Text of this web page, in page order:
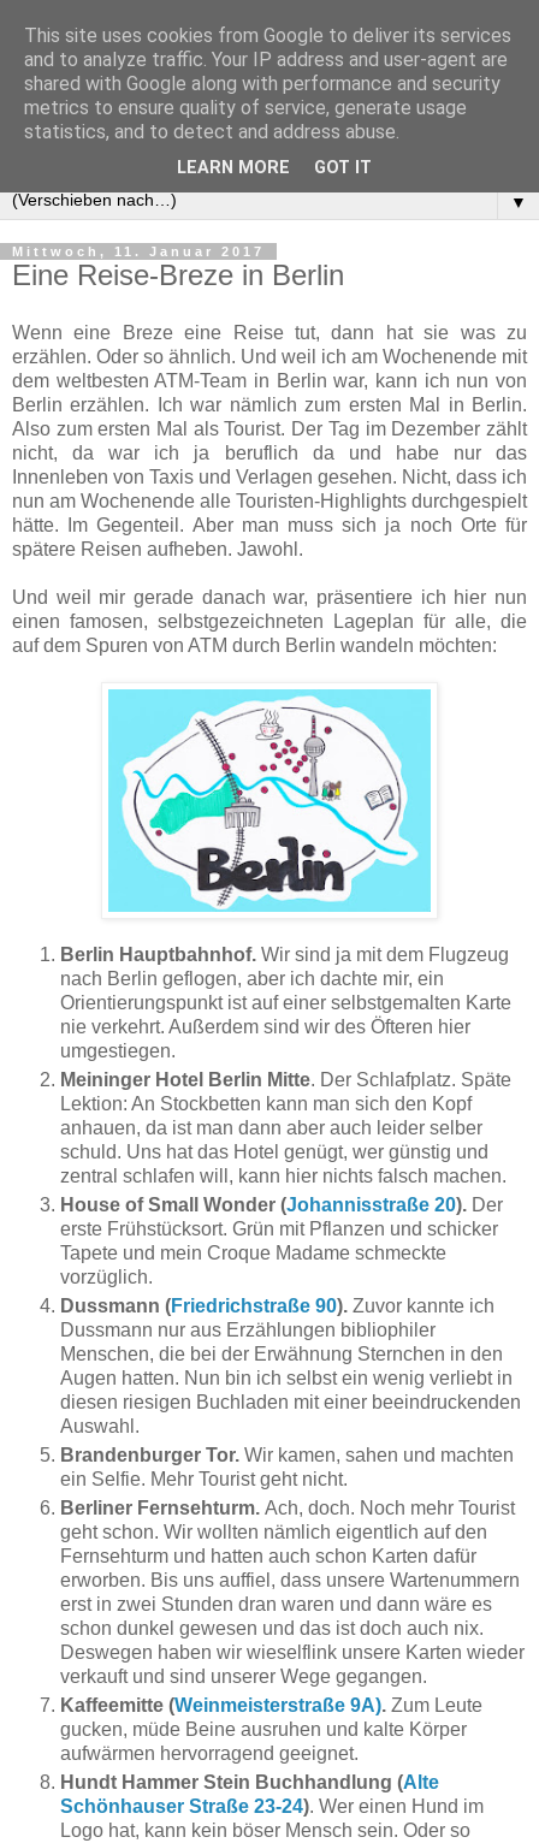
▼
Mittwoch, 11. Januar 2017
Eine Reise-Breze in Berlin
Wenn eine Breze eine Reise tut, dann hat sie was zu
erzählen. Oder so ähnlich. Und weil ich am Wochenende mit
dem weltbesten ATM-Team in Berlin war, kann ich nun von
Berlin erzählen. Ich war nämlich zum ersten Mal in Berlin.
Also zum ersten Mal als Tourist. Der Tag im Dezember zählt
nicht, da war ich ja beruflich da und habe nur das
Innenleben von Taxis und Verlagen gesehen. Nicht, dass ich
nun am Wochenende alle Touristen-Highlights durchgespielt
hätte. Im Gegenteil. Aber man muss sich ja noch Orte für
spätere Reisen aufheben. Jawohl.
Und weil mir gerade danach war, präsentiere ich hier nun
einen famosen, selbstgezeichneten Lageplan für alle, die
auf dem Spuren von ATM durch Berlin wandeln möchten:
Berlin Hauptbahnhof. Wir sind ja mit dem Flugzeug
nach Berlin geflogen, aber ich dachte mir, ein
Orientierungspunkt ist auf einer selbstgemalten Karte
nie verkehrt. Außerdem sind wir des Öfteren hier
umgestiegen.
Meininger Hotel Berlin Mitte. Der Schlafplatz. Späte
Lektion: An Stockbetten kann man sich den Kopf
anhauen, da ist man dann aber auch leider selber
schuld. Uns hat das Hotel genügt, wer günstig und
zentral schlafen will, kann hier nichts falsch machen.
House of Small Wonder (Johannisstraße 20). Der
erste Frühstücksort. Grün mit Pflanzen und schicker
Tapete und mein Croque Madame schmeckte
vorzüglich.
Dussmann (Friedrichstraße 90). Zuvor kannte ich
Dussmann nur aus Erzählungen bibliophiler
Menschen, die bei der Erwähnung Sternchen in den
Augen hatten. Nun bin ich selbst ein wenig verliebt in
diesen riesigen Buchladen mit einer beeindruckenden
Auswahl.
Brandenburger Tor. Wir kamen, sahen und machten
ein Selfie. Mehr Tourist geht nicht.
Berliner Fernsehturm. Ach, doch. Noch mehr Tourist
geht schon. Wir wollten nämlich eigentlich auf den
Fernsehturm und hatten auch schon Karten dafür
erworben. Bis uns auffiel, dass unsere Wartenummern
erst in zwei Stunden dran waren und dann wäre es
schon dunkel gewesen und das ist doch auch nix.
Deswegen haben wir wieselflink unsere Karten wieder
verkauft und sind unserer Wege gegangen.
Kaffeemitte (Weinmeisterstraße 9A). Zum Leute
gucken, müde Beine ausruhen und kalte Körper
aufwärmen hervorragend geeignet.
Hundt Hammer Stein Buchhandlung (Alte
Schönhauser Straße 23-24). Wer einen Hund im
Logo hat, kann kein böser Mensch sein. Oder so
This site uses cookies from Google to deliver its services
and to analyze traffic. Your IP address and user-agent are
shared with Google along with performance and security
metrics to ensure quality of service, generate usage
statistics, and to detect and address abuse.
LEARN MORE GOT IT